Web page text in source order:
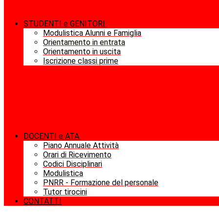
STUDENTI e GENITORI
Modulistica Alunni e Famiglia
Orientamento in entrata
Orientamento in uscita
Iscrizione classi prime
DOCENTI e ATA
Piano Annuale Attività
Orari di Ricevimento
Codici Disciplinari
Modulistica
PNRR - Formazione del personale
Tutor tirocini
CONTATTI